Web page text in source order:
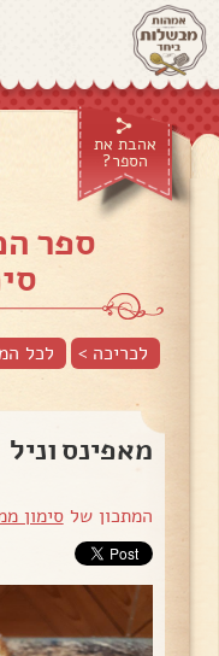
אהבת את
הספר?
ספר
לכריכה > לכל
מאפינס וניל
המתכון שלסימון